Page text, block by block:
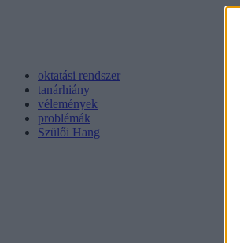
oktatási rendszer
tanárhiány
vélemények
problémák
Szülői Hang